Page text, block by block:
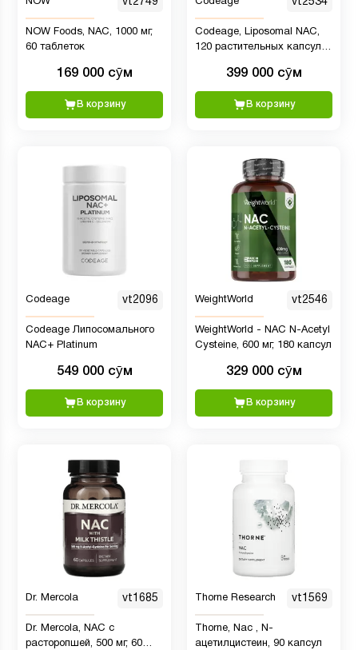
vt2749
NOW Foods, NAC, 1000 мг,
60 таблеток
169 000 сӯм
В корзину
vt2534
Codeage, Liposomal NAC,
120 растительных капсул
399 000 сӯм
В корзину
Codeage vt2096
Codeage Липосомального
NAC+ Platinum
549 000 сӯм
В корзину
WeightWorld vt2546
WeightWorld - NAC N-Acetyl
Cysteine, 600 мг, 180 капсул
329 000 сӯм
В корзину
Dr. Mercola vt1685
Dr. Mercola, NAC с
расторопшей, 500 мг, 60
Thorne Research vt1569
Thorne, Nac , N-
ацетилцистеин, 90 капсул